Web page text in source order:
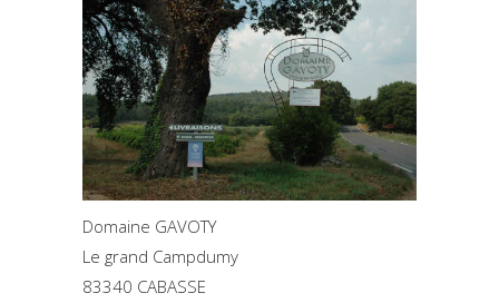
Domaine GAVOTY
Le grand Campdumy
83340 CABASSE